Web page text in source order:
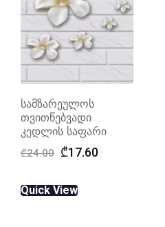
სამზარეულოს
თვითწებვადი
კედლის საფარი
₾24.00 Original
was:
₾24.00.
₾17.60Current
Quick View